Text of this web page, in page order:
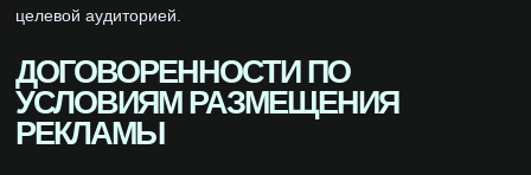
целевой аудиторией.
ДОГОВОРЕННОСТИ ПО
УСЛОВИЯМ РАЗМЕЩЕНИЯ
РЕКЛАМЫ